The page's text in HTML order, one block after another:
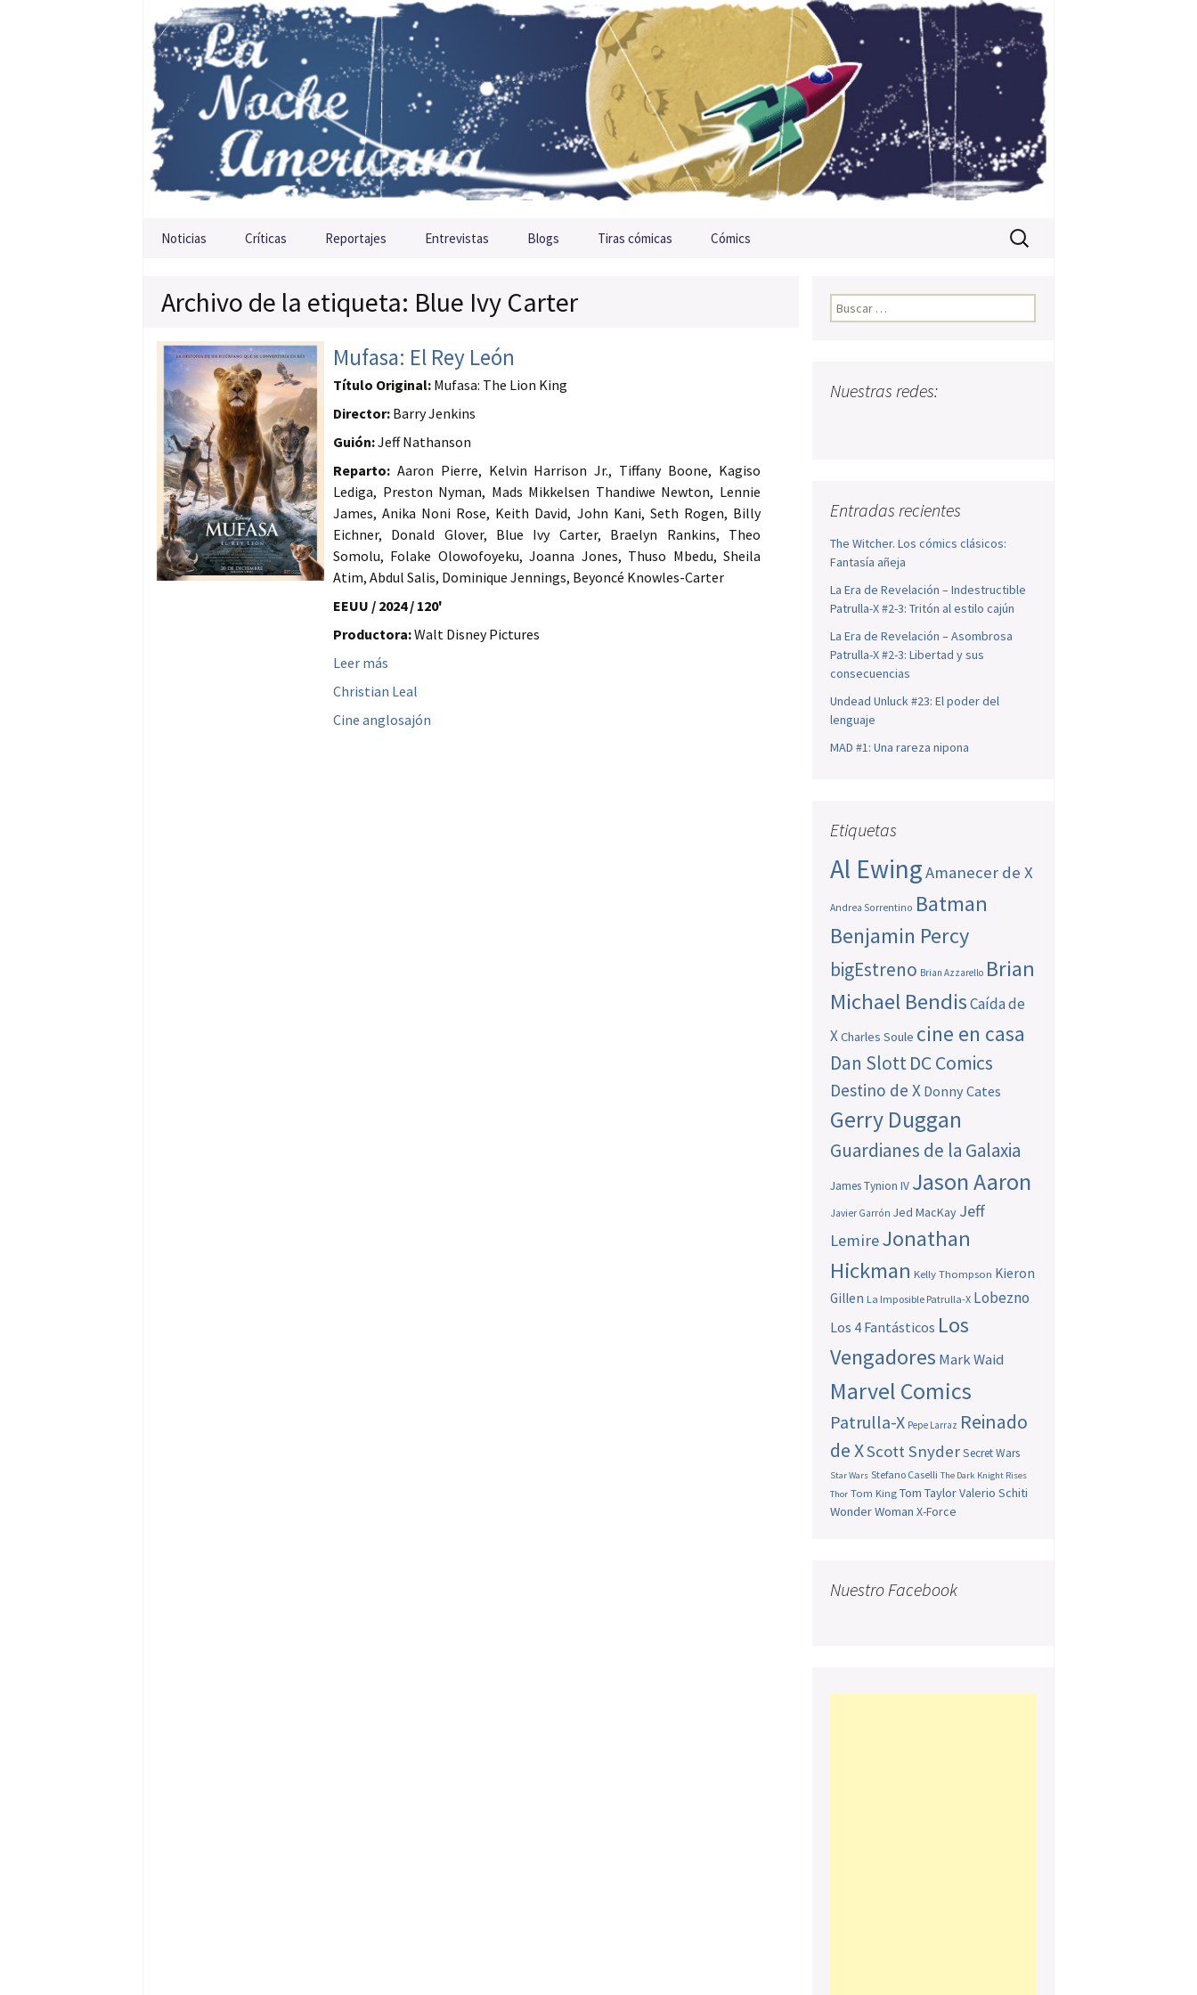
Saltar al contenido
Noticias Críticas Reportajes Entrevistas Blogs Tiras cómicas Cómics Buscar:
Archivo de la etiqueta: Blue Ivy Carter
Mufasa: El Rey León
Título Original: Mufasa: The Lion King
Director: Barry Jenkins
Guión:Jeff Nathanson
Reparto: Aaron Pierre, Kelvin Harrison Jr., Tiffany Boone, Kagiso
Lediga, Preston Nyman, Mads Mikkelsen Thandiwe Newton, Lennie
James, Anika Noni Rose, Keith David, John Kani, Seth Rogen, Billy
Eichner, Donald Glover, Blue Ivy Carter, Braelyn Rankins, Theo
Somolu, Folake Olowofoyeku, Joanna Jones, Thuso Mbedu, Sheila
Atim, Abdul Salis, Dominique Jennings, Beyoncé Knowles-Carter
EEUU / 2024 / 120'
Productora:Walt Disney Pictures
Leer más
Christian Leal
Cine anglosajón
Buscar:
Nuestras redes:
Entradas recientes
The Witcher. Los cómics clásicos:
Fantasía añeja
La Era de Revelación – Indestructible
Patrulla-X #2-3: Tritón al estilo cajún
La Era de Revelación – Asombrosa
Patrulla-X #2-3: Libertad y sus
consecuencias
Undead Unluck #23: El poder del
lenguaje
MAD #1: Una rareza nipona
Etiquetas
Al EwingAmanecer de X
Andrea Sorrentino Batman
Benjamin Percy
bigEstreno Brian Azzarello Brian
Michael BendisCaída de
XCharles Soule cine en casa
Dan SlottDC Comics
Destino de X Donny Cates
Gerry Duggan
Guardianes de la Galaxia
James Tynion IV Jason Aaron
Javier Garrón Jed MacKay Jeff
LemireJonathan
Hickman Kelly Thompson Kieron
Gillen La Imposible Patrulla-X Lobezno
Los 4 Fantásticos Los
Vengadores Mark Waid
Marvel Comics
Patrulla-X Pepe Larraz Reinado
de XScott SnyderSecret Wars
Star Wars Stefano Caselli The Dark Knight Rises
Thor Tom King Tom TaylorValerio Schiti
Wonder Woman X-Force
Nuestro Facebook